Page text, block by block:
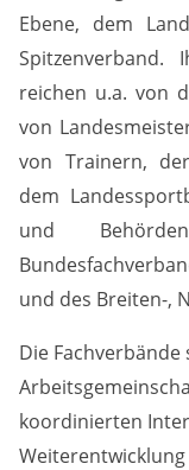
Ebene, dem
reichen u.a. von
von
von Trainern,
dem
und
und des Breiten-,
Die
koordinierten